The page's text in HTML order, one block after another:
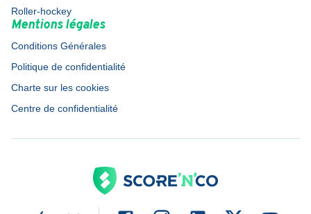
Roller-hockey
Mentions légales
Conditions Générales
Politique de confidentialité
Charte sur les cookies
Centre de confidentialité